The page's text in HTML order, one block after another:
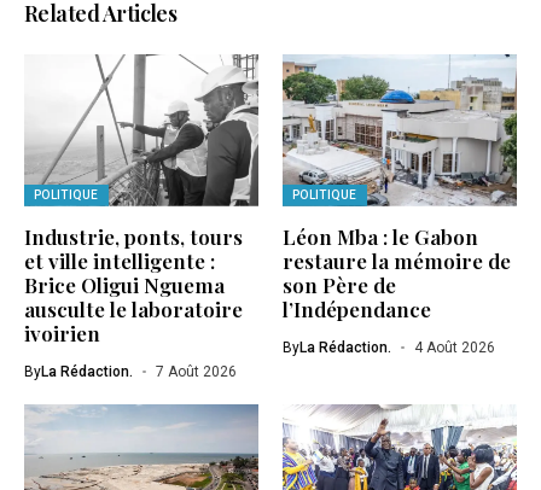
Related Articles
POLITIQUE
Industrie, ponts, tours
et ville intelligente :
Brice Oligui Nguema
ausculte le laboratoire
ivoirien
ByLa Rédaction. 7 Août 2026
POLITIQUE
Léon Mba : le Gabon
restaure la mémoire de
son Père de
l’Indépendance
ByLa Rédaction. 4 Août 2026